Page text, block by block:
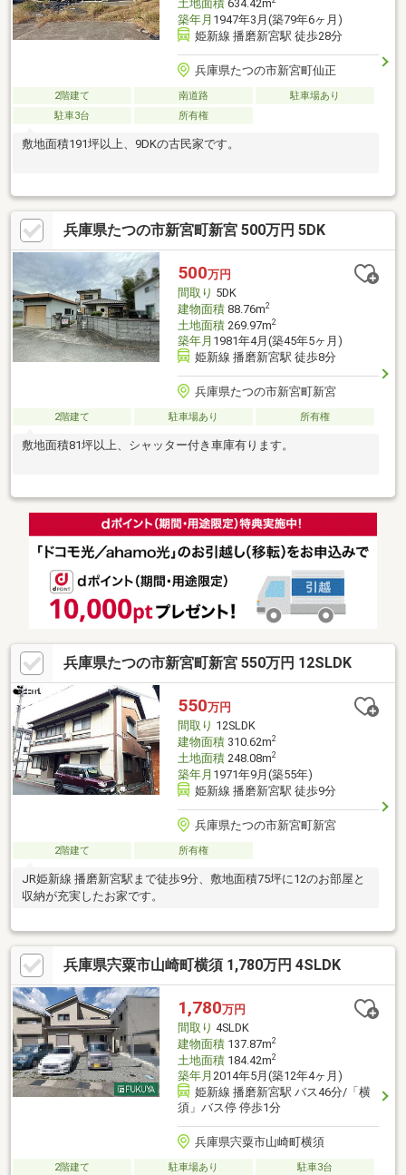
土地面積634.42m
築年月 1947年3月(築79年6ヶ月)
姫新線 播磨新宮駅 徒歩28分
兵庫県たつの市新宮町仙正
2階建て 南道路
駐車場あり
駐車3台
所有権
敷地面積191坪以上、9DKの古民家です。
兵庫県たつの市新宮町新宮 500万円 5DK
500万円
間取り 5DK
建物面積88.76m2
土地面積269.97m2
築年月 1981年4月(築45年5ヶ月)
姫新線 播磨新宮駅 徒歩8分
兵庫県たつの市新宮町新宮
2階建て 駐車場あり 所有権
敷地面積81坪以上、シャッター付き車庫有ります。
兵庫県たつの市新宮町新宮 550万円 12SLDK
550万円
間取り 12SLDK
建物面積310.62m2
土地面積248.08m2
築年月 1971年9月(築55年)
姫新線 播磨新宮駅 徒歩9分
兵庫県たつの市新宮町新宮
2階建て 所有権
JR姫新線 播磨新宮駅まで徒歩9分、敷地面積75坪に12のお部屋と
収納が充実したお家です。
兵庫県宍粟市山崎町横須 1,780万円 4SLDK
1,780万円
間取り 4SLDK
建物面積137.87m2
土地面積184.42m2
築年月 2014年5月(築12年4ヶ月)
姫新線 播磨新宮駅 バス46分/「横
須」バス停 停歩1分
兵庫県宍粟市山崎町横須
2階建て 駐車場あり
駐車3台